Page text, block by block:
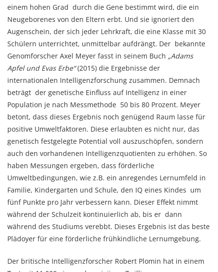
einem hohen Grad durch die Gene bestimmt wird, die ein
Neugeborenes von den Eltern erbt. Und sie ignoriert den
Augenschein, der sich jeder Lehrkraft, die eine Klasse mit 30
Schülern unterrichtet, unmittelbar aufdrängt. Der bekannte
Genomforscher Axel Meyer fasst in seinem Buch „Adams
Apfel und Evas Erbe“(2015) die Ergebnisse der
internationalen Intelligenzforschung zusammen. Demnach
beträgt der genetische Einfluss auf Intelligenz in einer
Population je nach Messmethode 50 bis 80 Prozent. Meyer
betont, dass dieses Ergebnis noch genügend Raum lasse für
positive Umweltfaktoren. Diese erlaubten es nicht nur, das
genetisch festgelegte Potential voll auszuschöpfen, sondern
auch den vorhandenen Intelligenzquotienten zu erhöhen. So
haben Messungen ergeben, dass förderliche
Umweltbedingungen, wie z.B. ein anregendes Lernumfeld in
Familie, Kindergarten und Schule, den IQ eines Kindes um
fünf Punkte pro Jahr verbessern kann. Dieser Effekt nimmt
während der Schulzeit kontinuierlich ab, bis er dann
während des Studiums verebbt. Dieses Ergebnis ist das beste
Plädoyer für eine förderliche frühkindliche Lernumgebung.
Der britische Intelligenzforscher Robert Plomin hat in einem